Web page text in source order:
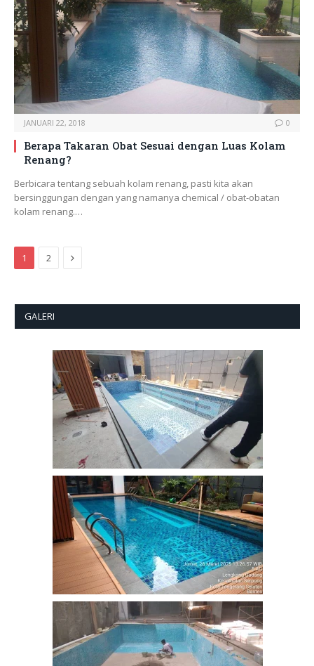
JANUARI 22, 2018 0
Berapa Takaran Obat Sesuai dengan Luas Kolam
Renang?
Berbicara tentang sebuah kolam renang, pasti kita akan
bersinggungan dengan yang namanya chemical / obat-obatan
kolam renang.…
1 2 Next
GALERI